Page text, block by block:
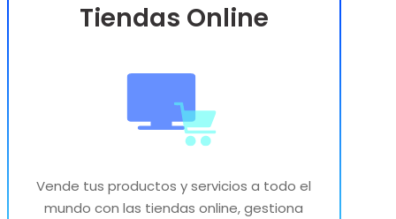
Tiendas Online
Vende tus productos y servicios a todo el
mundo con las tiendas online, gestiona